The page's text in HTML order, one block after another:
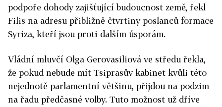
podpoře dohody zajišťující budoucnost země, řekl
Filis na adresu přibližně čtvrtiny poslanců formace
Syriza, kteří jsou proti dalším úsporám.
Vládní mluvčí Olga Gerovasiliová ve středu řekla,
že pokud nebude mít Tsiprasův kabinet kvůli této
nejednotě parlamentní většinu, přijdou na podzim
na řadu předčasné volby. Tuto možnost už dříve